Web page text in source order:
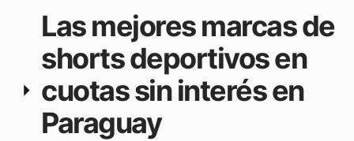
Las mejores marcas de
shorts deportivos en
cuotas sin interés en
Paraguay